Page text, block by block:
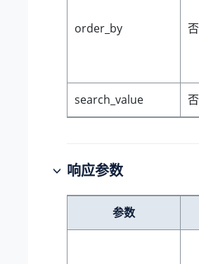
order_by 否
search_value 否
响应参数
参数